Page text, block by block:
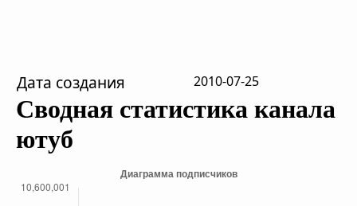
Дата создания 2010-07-25
Сводная статистика канала
ютуб